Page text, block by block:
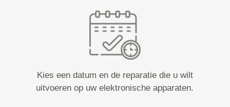
Kies een datum en de reparatie die u wilt
uitvoeren op uw elektronische apparaten.